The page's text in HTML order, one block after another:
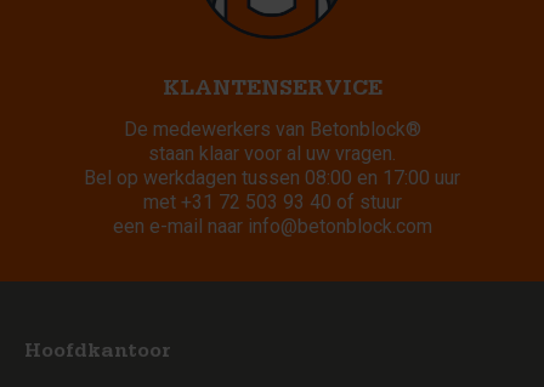
KLANTENSERVICE
De medewerkers van Betonblock®
staan klaar voor al uw vragen.
Bel op werkdagen tussen 08:00 en 17:00 uur
met +31 72 503 93 40 of stuur
een e-mail naar info@betonblock.com
Hoofdkantoor